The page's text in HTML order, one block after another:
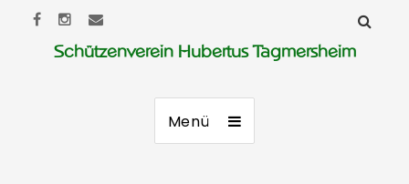
Schützenverein Hubertus Tagmersheim
Menü